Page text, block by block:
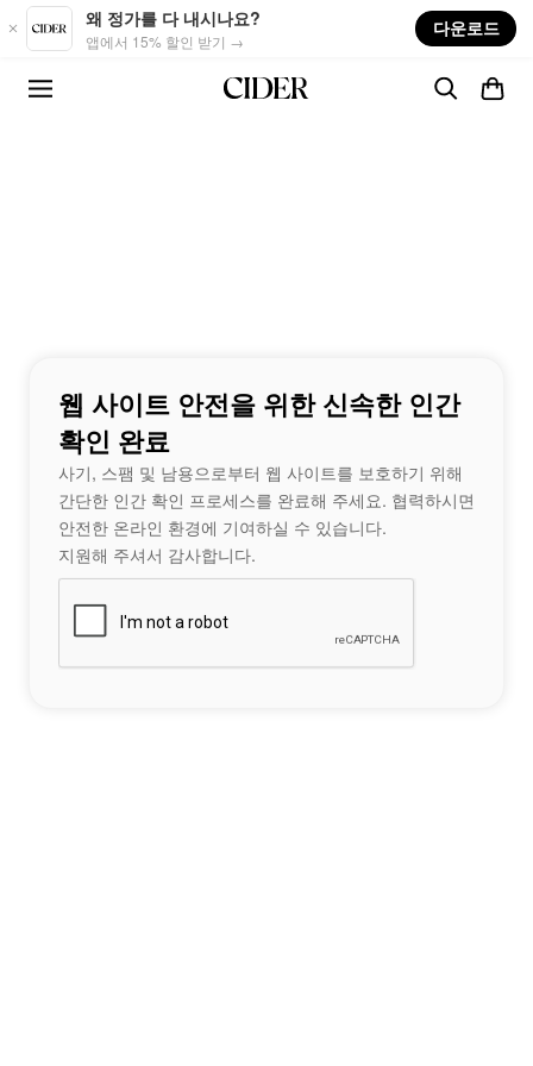
Skip to main content
왜 정가를 다 내시나요?
앱에서 15% 할인 받기 →
다운로드
웹 사이트 안전을 위한 신속한 인간
확인 완료
사기, 스팸 및 남용으로부터 웹 사이트를 보호하기 위해
간단한 인간 확인 프로세스를 완료해 주세요. 협력하시면
안전한 온라인 환경에 기여하실 수 있습니다.
지원해 주셔서 감사합니다.